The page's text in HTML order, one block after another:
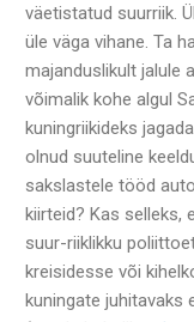
väetistatud suurriik.
üle väga vihane. Ta
majanduslikult jalule
võimalik kohe algul
kuningriikideks
olnud suuteline
sakslastele tööd
kiirteid? Kas selleks,
suur-riiklikku
kreisidesse või
kuningate juhitavaks